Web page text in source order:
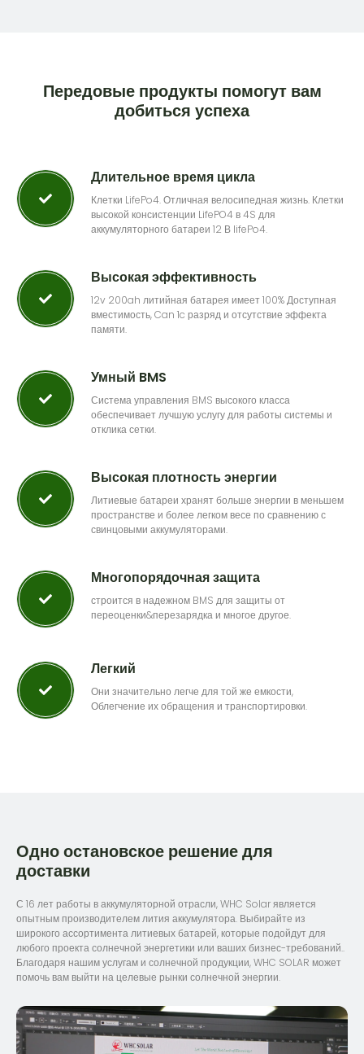
Передовые продукты помогут вам
добиться успеха
Длительное время цикла
Клетки LifePo4. Отличная велосипедная жизнь. Клетки
высокой консистенции LifePO4 в 4S для
аккумуляторного батареи 12 В lifePo4.
Высокая эффективность
12v 200ah литийная батарея имеет 100% Доступная
вместимость, Can 1c разряд и отсутствие эффекта
памяти.
Умный BMS
Система управления BMS высокого класса
обеспечивает лучшую услугу для работы системы и
отклика сетки.
Высокая плотность энергии
Литиевые батареи хранят больше энергии в меньшем
пространстве и более легком весе по сравнению с
свинцовыми аккумуляторами.
Многопорядочная защита
строится в надежном BMS для защиты от
переоценки&перезарядка и многое другое.
Легкий
Они значительно легче для той же емкости,
Облегчение их обращения и транспортировки.
Одно остановское решение для
доставки
С 16 лет работы в аккумуляторной отрасли, WHC Solar является
опытным производителем лития аккумулятора. Выбирайте из
широкого ассортимента литиевых батарей, которые подойдут для
любого проекта солнечной энергетики или ваших бизнес-требований..
Благодаря нашим услугам и солнечной продукции, WHC SOLAR может
помочь вам выйти на целевые рынки солнечной энергии.